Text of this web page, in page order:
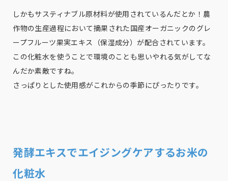
しかもサスティナブル原材料が使用されているんだとか！農
作物の生産過程において摘果された国産オーガニックのグレ
ープフルーツ果実エキス（保湿成分）が配合されています。
この化粧水を使うことで環境のことも思いやれる気がしてな
んだか素敵ですね。
さっぱりとした使用感がこれからの季節にぴったりです。
発酵エキスでエイジングケアするお米の
化粧水